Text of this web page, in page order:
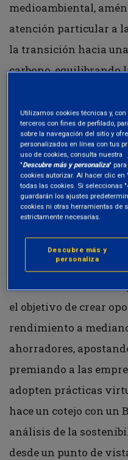
medioambiental,
atención particular a
la transición hacia
carbono, equilibrando
revaluación de los
con una sólida base
Puntos fuertes
Diversifica la
oportunidades de
mercados de renta
mercados de renta
a las cuestiones
hacia una economía
el objetivo de crear
rendimiento a
ahorradores,
premiando a las
adopten prácticas
hace un cotejo con un
análisis de la
desde un punto de
Utilizamos cookies técnicas y,
terceros con fines de perfilado,
sobre la navegación del sitio y
personalizados en línea con tus
uso de cookies, consulta nuestra
"Descubre más y personaliza"
cookies autorizar. Al hacer clic en
todas las cookies. Si seleccionas "
guardarán los ajustes
cookies ni otras herramientas de
estrictamente necesarias.
Descubre más y
personaliza